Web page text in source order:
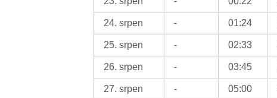
24. srpen - 01:24
25. srpen - 02:33
26. srpen - 03:45
27. srpen - 05:00